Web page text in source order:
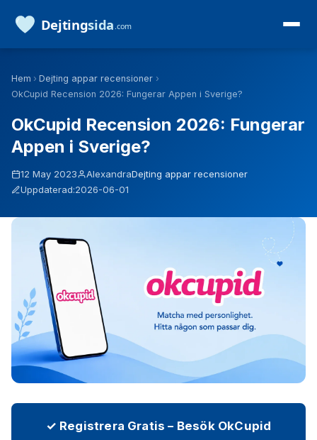
Hem › Dejting appar recensioner ›
OkCupid Recension 2026: Fungerar Appen i Sverige?
OkCupid Recension 2026: Fungerar
Appen i Sverige?
12 May 2023 AlexandraDejting appar recensioner
Uppdaterad:2026-06-01
✓ Registrera Gratis – Besök OkCupid